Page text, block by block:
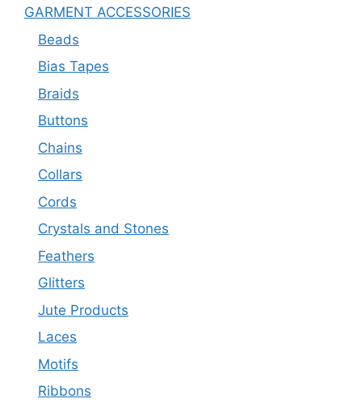
GARMENT ACCESSORIES
Beads
Bias Tapes
Braids
Buttons
Chains
Collars
Cords
Crystals and Stones
Feathers
Glitters
Jute Products
Laces
Motifs
Ribbons